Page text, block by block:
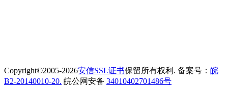
Copyright©2005-2026安信SSL证书保留所有权利. 备案号： 皖
B2-20140010-20. 皖公网安备 34010402701486号